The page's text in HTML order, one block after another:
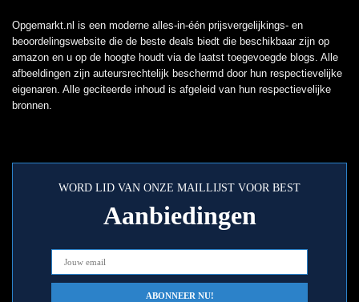
Opgemarkt.nl is een moderne alles-in-één prijsvergelijkings- en
beoordelingswebsite die de beste deals biedt die beschikbaar zijn op
amazon en u op de hoogte houdt via de laatst toegevoegde blogs. Alle
afbeeldingen zijn auteursrechtelijk beschermd door hun respectievelijke
eigenaren. Alle geciteerde inhoud is afgeleid van hun respectievelijke
bronnen.
WORD LID VAN ONZE MAILLIJST VOOR BEST
Aanbiedingen